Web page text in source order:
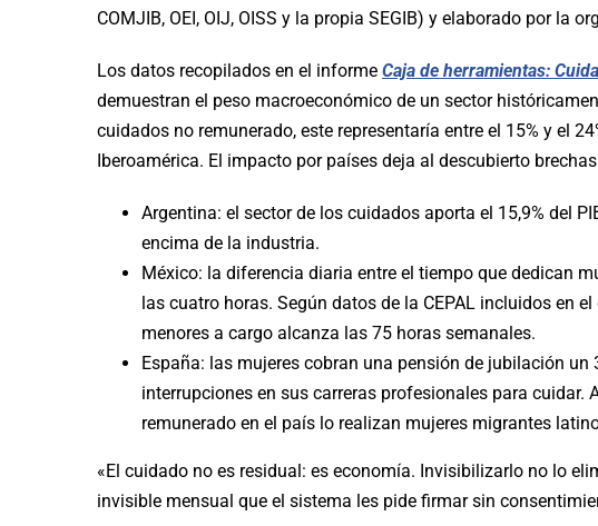
COMJIB, OEI, OIJ, OISS y la propia SEGIB) y elaborado por la
Los datos recopilados en el informe Caja de herramientas:
demuestran el peso macroeconómico de un sector
cuidados no remunerado, este representaría entre el 15% y el
Iberoamérica. El impacto por países deja al descubierto
Argentina: el sector de los cuidados aporta el 15,9% del
encima de la industria.
México: la diferencia diaria entre el tiempo que dedican
las cuatro horas. Según datos de la CEPAL incluidos en
menores a cargo alcanza las 75 horas semanales.
España: las mujeres cobran una pensión de jubilación
interrupciones en sus carreras profesionales para
remunerado en el país lo realizan mujeres migrantes
«El cuidado no es residual: es economía. Invisibilizarlo no lo
invisible mensual que el sistema les pide firmar sin